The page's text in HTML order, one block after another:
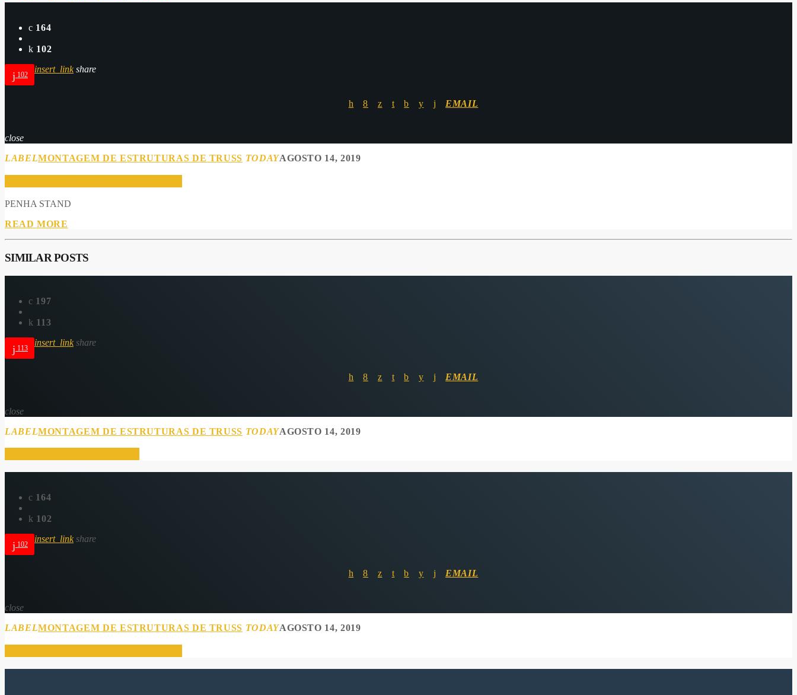
164
102
102
insert_link share
EMAIL
close
LABELMONTAGEM DE ESTRUTURAS DE TRUSS TODAYAGOSTO 14, 2019
PENHA STAND
READ MORE
SIMILAR POSTS
197
113
113
insert_link share
EMAIL
close
LABELMONTAGEM DE ESTRUTURAS DE TRUSS TODAYAGOSTO 14, 2019
164
102
102
insert_link share
EMAIL
close
LABELMONTAGEM DE ESTRUTURAS DE TRUSS TODAYAGOSTO 14, 2019